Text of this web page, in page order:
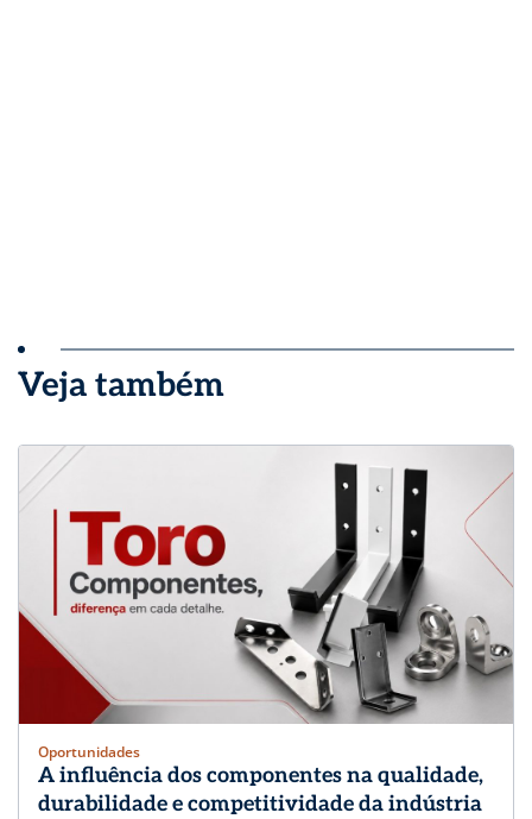
Veja também
Oportunidades
A influência dos componentes na qualidade,
durabilidade e competitividade da indústria